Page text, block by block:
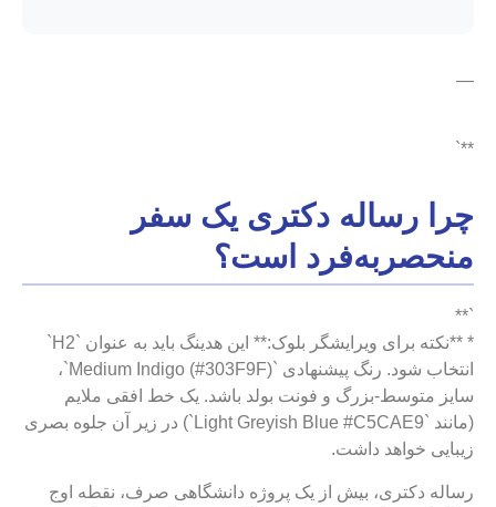
—
**`
چرا رساله دکتری یک سفر
منحصربه‌فرد است؟
`**
* **نکته برای ویرایشگر بلوک:** این هدینگ باید به عنوان `H2`
انتخاب شود. رنگ پیشنهادی `Medium Indigo (#303F9F)`،
سایز متوسط-بزرگ و فونت بولد باشد. یک خط افقی ملایم
(مانند `Light Greyish Blue #C5CAE9`) در زیر آن جلوه بصری
زیبایی خواهد داشت.
رساله دکتری، بیش از یک پروژه دانشگاهی صرف، نقطه اوج